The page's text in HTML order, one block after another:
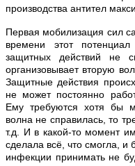
производства антител
Первая мобилизация сил
времени этот
защитных действий не
организовывает вторую
Защитные действия
не может постоянно
Ему требуются хотя бы
волна не справилась, то
т.д. И в какой-то момент
сделала всё, что смогла, и
инфекции принимать не